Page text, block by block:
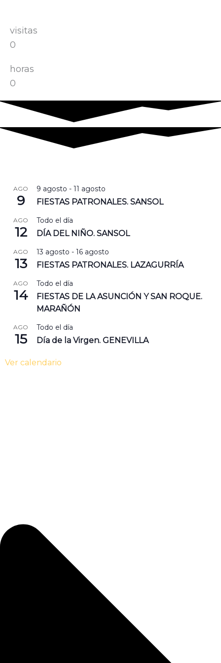
visitas
0
horas
0
AGO
9
9 agosto - 11 agosto
FIESTAS PATRONALES. SANSOL
AGO
12
Todo el día
DÍA DEL NIÑO. SANSOL
AGO
13
13 agosto - 16 agosto
FIESTAS PATRONALES. LAZAGURRÍA
AGO
14
Todo el día
FIESTAS DE LA ASUNCIÓN Y SAN ROQUE.
MARAÑÓN
AGO
15
Todo el día
Día de la Virgen. GENEVILLA
Ver calendario